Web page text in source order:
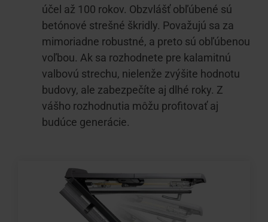
účel až 100 rokov. Obzvlášť obľúbené sú
betónové strešné škridly. Považujú sa za
mimoriadne robustné, a preto sú obľúbenou
voľbou. Ak sa rozhodnete pre kalamitnú
valbovú strechu, nielenže zvýšite hodnotu
budovy, ale zabezpečíte aj dlhé roky. Z
vášho rozhodnutia môžu profitovať aj
budúce generácie.